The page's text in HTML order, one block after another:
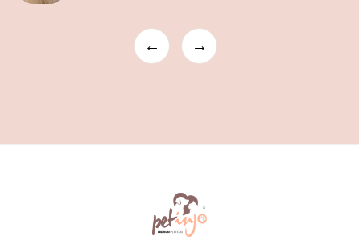
← →